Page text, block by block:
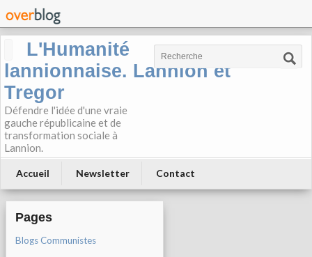
L'Humanité
lannionnaise. Lannion et
Tregor
Défendre l'idée d'une vraie
gauche républicaine et de
transformation sociale à
Lannion.
Accueil Newsletter Contact
Pages
Blogs Communistes